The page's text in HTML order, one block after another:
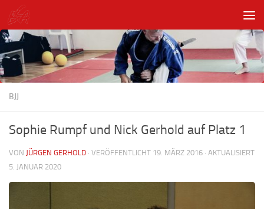
Unter dem Inhalt
BJJ
Sophie Rumpf und Nick Gerhold auf Platz 1
VON JÜRGEN GERHOLD · VERÖFFENTLICHT 19. MÄRZ 2016 · AKTUALISIERT
5. JANUAR 2020